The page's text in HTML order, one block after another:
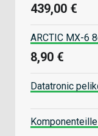
439,00 €
ARCTIC MX-6
8,90 €
Datatronic